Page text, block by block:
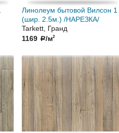
Линолеум бытовой Вилсон 1
(шир. 2.5м.) /НАРЕЗКА/
Tarkett, Гранд
1169 a/м2